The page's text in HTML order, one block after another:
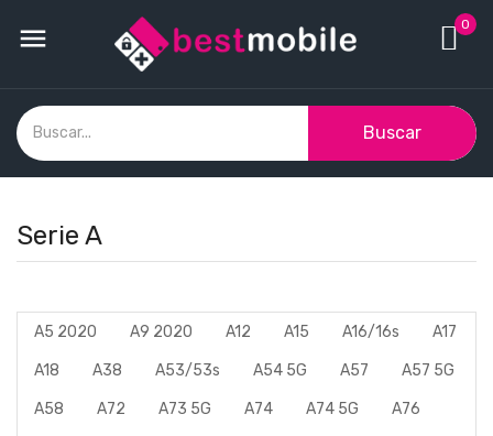
 0
Buscar
Serie A
A5 2020 A9 2020 A12 A15 A16/16s A17
A18 A38 A53/53s A54 5G A57 A57 5G
A58 A72 A73 5G A74 A74 5G A76